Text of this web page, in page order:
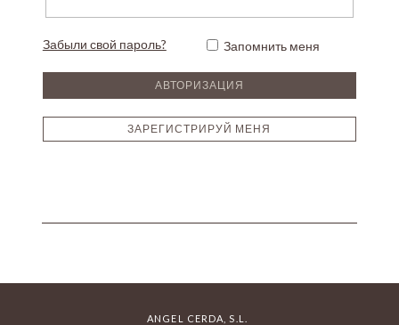
Забыли свой пароль? Запомнить меня
ЗАРЕГИСТРИРУЙ МЕНЯ
ANGEL CERDA, S.L.